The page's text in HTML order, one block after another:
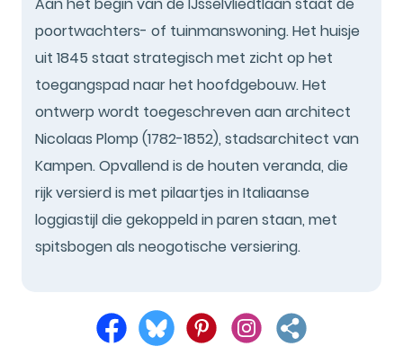
poortwachters- of tuinmanswoning. Het huisje
uit 1845 staat strategisch met zicht op het
toegangspad naar het hoofdgebouw. Het
ontwerp wordt toegeschreven aan architect
Nicolaas Plomp (1782-1852), stadsarchitect van
Kampen. Opvallend is de houten veranda, die
rijk versierd is met pilaartjes in Italiaanse
loggiastijl die gekoppeld in paren staan, met
spitsbogen als neogotische versiering.